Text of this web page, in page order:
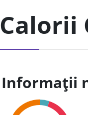
Calorii
Informații